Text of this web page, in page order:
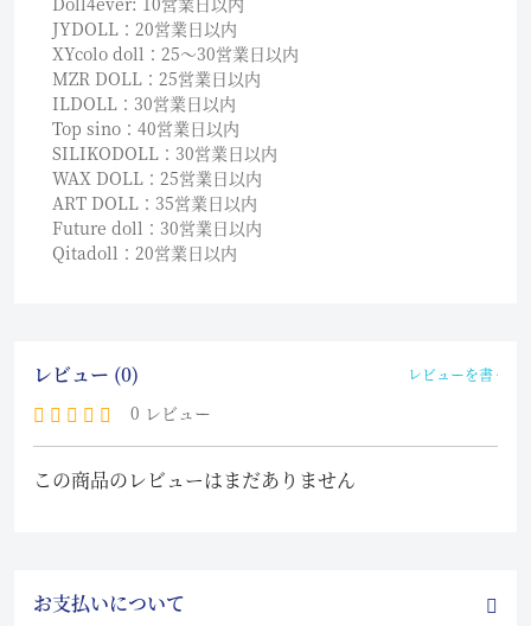
JYDOLL：20営業日以内
XYcolo doll：25〜30営業日以内
MZR DOLL：25営業日以内
ILDOLL：30営業日以内
Top sino：40営業日以内
SILIKODOLL：30営業日以内
WAX DOLL：25営業日以内
ART DOLL：35営業日以内
Future doll：30営業日以内
Qitadoll：20営業日以内
レビュー (0) レビューを書く
0 レビュー
この商品のレビューはまだありません
お支払いについて